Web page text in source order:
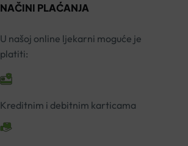
NAČINI PLAĆANJA
U našoj online ljekarni moguće je
platiti:
Kreditnim i debitnim karticama